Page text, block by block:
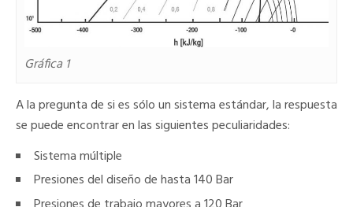
Gráfica 1
A la pregunta de si es sólo un sistema estándar, la respuesta
se puede encontrar en las siguientes peculiaridades:
Sistema múltiple
Presiones del diseño de hasta 140 Bar